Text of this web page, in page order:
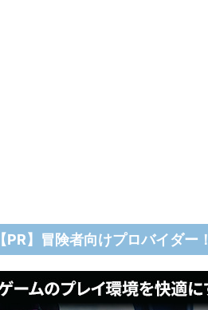
【PR】冒険者向けプロバイダー！